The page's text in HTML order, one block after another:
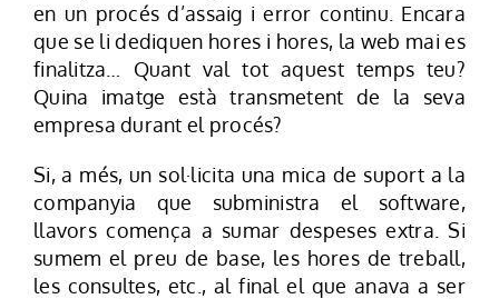
en un procés d’assaig i error continu. Encara
que se li dediquen hores i hores, la web mai es
finalitza… Quant val tot aquest temps teu?
Quina imatge està transmetent de la seva
empresa durant el procés?
Si, a més, un sol·licita una mica de suport a la
companyia que subministra el software,
llavors comença a sumar despeses extra. Si
sumem el preu de base, les hores de treball,
les consultes, etc., al final el que anava a ser